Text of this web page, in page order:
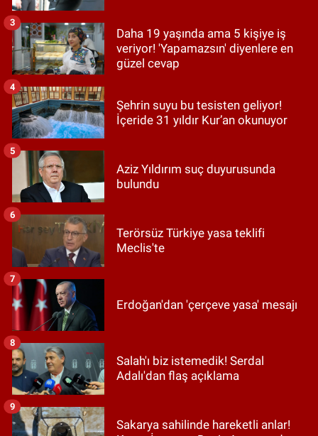
Daha 19 yaşında ama 5 kişiye iş
veriyor! 'Yapamazsın' diyenlere en
güzel cevap
3
Şehrin suyu bu tesisten geliyor!
İçeride 31 yıldır Kur’an okunuyor
4
Aziz Yıldırım suç duyurusunda
bulundu
5
Terörsüz Türkiye yasa teklifi
Meclis'te
6
Erdoğan'dan 'çerçeve yasa' mesajı
7
Salah'ı biz istemedik! Serdal
Adalı'dan flaş açıklama
8
Sakarya sahilinde hareketli anlar!
9